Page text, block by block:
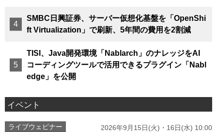
SMBC日興証券、サーバー仮想化基盤を「OpenShi
ft Virtualization」で刷新、5年間の費用を2割減
TISI、Java開発環境「Nablarch」のナレッジをAI
コーディングツールで活用できるプラグイン「Nabl
edge」を公開
イベント
ライブウェビナー 2026年9月15日(火)・16日(水) 10:00